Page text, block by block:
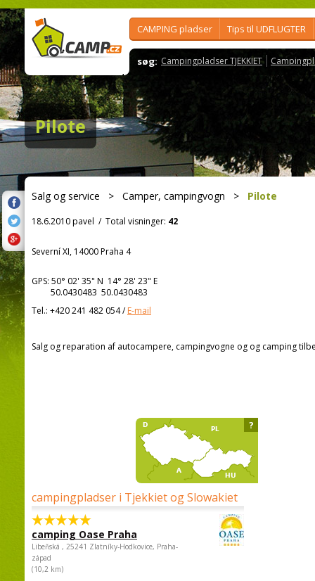
CAMPING pladser Tips til UDFLUGTER
søg: Campingpladser TJEKKIET
Pilote
Salg og service > Camper, campingvogn > Pilote
18.6.2010 pavel / Total visninger: 42
Severní XI, 14000 Praha 4
GPS: 50° 02' 35" N 14° 28' 23" E
50.0430483 50.0430483
Tel.: +420 241 482 054/E-mail
Salg og reparation af autocampere, campingvogne og og camping
campingpladser i Tjekkiet og Slowakiet
camping Oase Praha
Libeňská , 25241 Zlatníky-Hodkovice, Praha-
západ
(10,2 km)
?